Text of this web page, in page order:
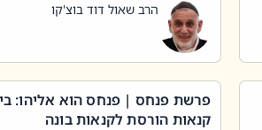
הרב שאול דוד בוצ'קו
פרשת פנחס | פנחס הוא אליהו:
קנאות הורסת לקנאות בונה